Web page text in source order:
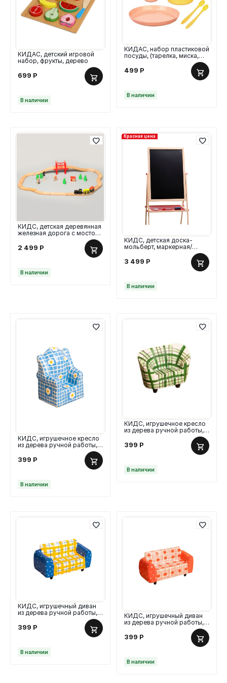
КИДАС, детский игровой
набор, фрукты, дерево
699 Р
В наличии
КИДАС, набор пластиковой
посуды, (тарелка, миска,
розовый
499 Р
В наличии
КИДС, детская деревянная
железная дорога с мостом,
2 499 Р
В наличии
Красная цена
КИДС, детская доска-
мольберт, маркерная/
3 499 Р
В наличии
КИДС, игрушечное кресло
из дерева ручной работы,
ромашки
399 Р
В наличии
КИДС, игрушечное кресло
из дерева ручной работы,
399 Р
В наличии
КИДС, игрушечный диван
из дерева ручной работы,
10х4х5,5 см, желтый/синий
399 Р
В наличии
КИДС, игрушечный диван
из дерева ручной работы,
399 Р
В наличии